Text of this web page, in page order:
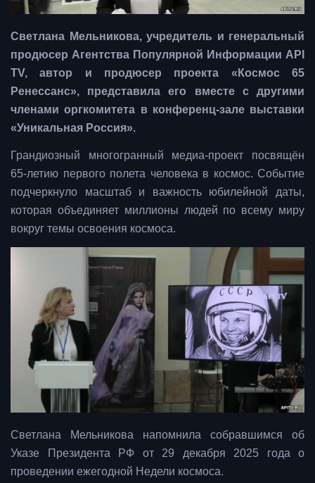
Светлана Мельникова, учредитель и генеральный
продюсер Агентства Популярной Информации API
TV, автор и продюсер проекта «Космос 65
Ренессанс», представила его вместе с другими
членами оргкомитета в конференц-зале выставки
«Уникальная Россия».
Грандиозный многогранный медиа-проект посвящён
65-летию первого полета человека в космос. Событие
подчеркнуло масштаб и важность юбилейной даты,
которая объединяет миллионы людей по всему миру
вокруг темы освоения космоса.
Светлана Мельникова напомнила собравшимся об
Указе Президента РФ от 29 декабря 2025 года о
проведении ежегодной Недели космоса.